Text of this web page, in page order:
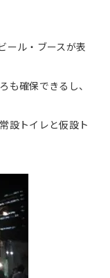
ール・ブースが表
も確保できるし、
設トイレと仮設ト